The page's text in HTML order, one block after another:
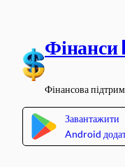
вмісту
Фінанси
Фінансова
Завантажити
Android